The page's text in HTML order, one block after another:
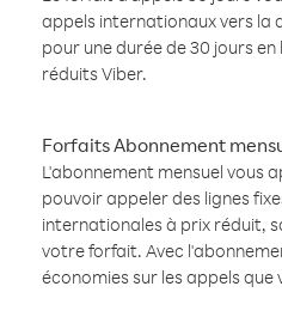
appels internationaux vers la
pour une durée de 30 jours
réduits Viber.
Forfaits Abonnement
L'abonnement mensuel vous
pouvoir appeler des lignes
internationales à prix réduit,
votre forfait. Avec
économies sur les appels que